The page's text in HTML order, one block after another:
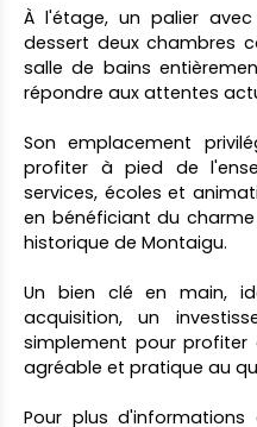
À l'étage, un palier
dessert deux chambres
salle de bains
répondre aux attentes
Son emplacement
profiter à pied de
services, écoles et
en bénéficiant du
historique de Montaigu.
Un bien clé en main,
acquisition, un
simplement pour profiter
agréable et pratique au
Pour plus d'informations